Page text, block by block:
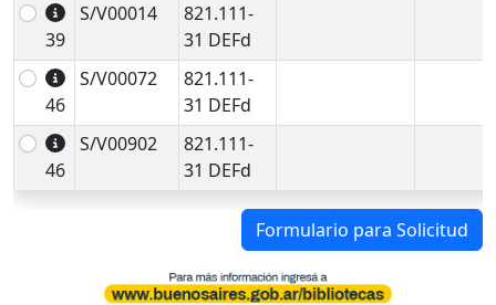
39
S/V00014
821.111-
31 DEFd
46
S/V00072
821.111-
31 DEFd
46
S/V00902
821.111-
31 DEFd
Formulario para Solicitud